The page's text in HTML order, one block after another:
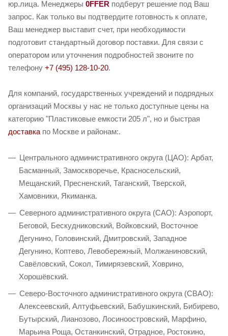
юр.лица. Менеджеры 0FFER подберут решение под Ваш
запрос. Как только вы подтвердите готовность к оплате,
Ваш менеджер выставит счет, при необходимости
подготовит стандартный договор поставки. Для связи с
оператором или уточнения подробностей звоните по
телефону +7 (495) 128-10-20.
Для компаний, государственных учреждений и подрядных
организаций Москвы у нас не только доступные цены на
категорию "Пластиковые емкости 205 л", но и быстрая
доставка по Москве и районам:.
Центрального административного округа (ЦАО): Арбат,
Басманный, Замоскворечье, Красносельский,
Мещанский, Пресненский, Таганский, Тверской,
Хамовники, Якиманка.
Северного административного округа (САО): Аэропорт,
Беговой, Бескудниковский, Войковский, Восточное
Дегунино, Головинский, Дмитровский, Западное
Дегунино, Коптево, Левобережный, Молжаниновский,
Савёловский, Сокол, Тимирязевский, Ховрино,
Хорошёвский.
Северо-Восточного административного округа (СВАО):
Алексеевский, Алтуфьевский, Бабушкинский, Бибирево,
Бутырский, Лианозово, Лосиноостровский, Марфино,
Марьина Роща, Останкинский, Отрадное, Ростокино,